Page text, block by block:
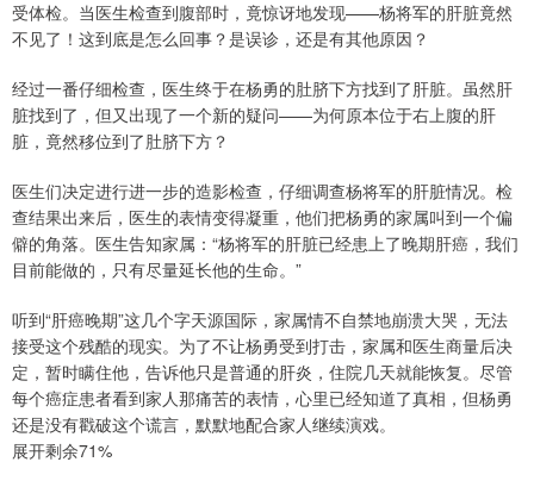
受体检。当医生检查到腹部时，竟惊讶地发现——杨将军的肝脏竟然
不见了！这到底是怎么回事？是误诊，还是有其他原因？
经过一番仔细检查，医生终于在杨勇的肚脐下方找到了肝脏。虽然肝
脏找到了，但又出现了一个新的疑问——为何原本位于右上腹的肝
脏，竟然移位到了肚脐下方？
医生们决定进行进一步的造影检查，仔细调查杨将军的肝脏情况。检
查结果出来后，医生的表情变得凝重，他们把杨勇的家属叫到一个偏
僻的角落。医生告知家属：“杨将军的肝脏已经患上了晚期肝癌，我们
目前能做的，只有尽量延长他的生命。”
听到“肝癌晚期”这几个字天源国际，家属情不自禁地崩溃大哭，无法
接受这个残酷的现实。为了不让杨勇受到打击，家属和医生商量后决
定，暂时瞒住他，告诉他只是普通的肝炎，住院几天就能恢复。尽管
每个癌症患者看到家人那痛苦的表情，心里已经知道了真相，但杨勇
还是没有戳破这个谎言，默默地配合家人继续演戏。
展开剩余71%